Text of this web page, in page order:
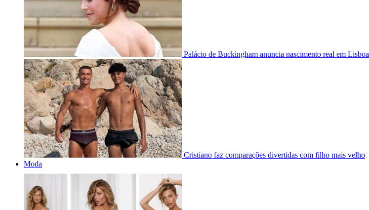
Palácio de Buckingham anuncia nascimento real em Lisboa
Cristiano faz comparações divertidas com filho mais velho
Moda